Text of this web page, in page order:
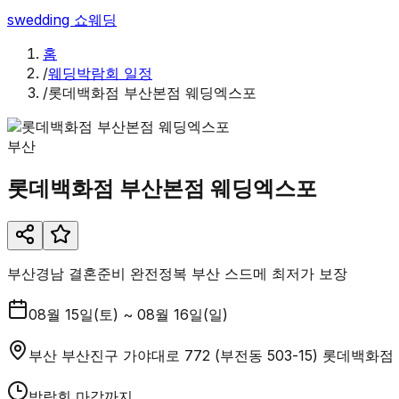
swedding 쇼웨딩
홈
/웨딩박람회 일정
/롯데백화점 부산본점 웨딩엑스포
부산
롯데백화점 부산본점 웨딩엑스포
부산경남 결혼준비 완전정복 부산 스드메 최저가 보장
08월 15일(토) ~ 08월 16일(일)
부산 부산진구 가야대로 772 (부전동 503-15) 롯데백화점